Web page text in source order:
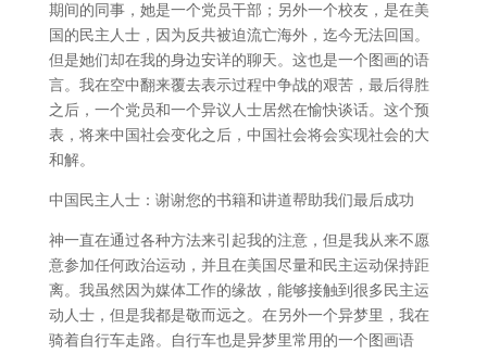
期间的同事，她是一个党员干部；另外一个校友，是在美
国的民主人士，因为反共被迫流亡海外，迄今无法回国。
但是她们却在我的身边安详的聊天。这也是一个图画的语
言。我在空中翻来覆去表示过程中争战的艰苦，最后得胜
之后，一个党员和一个异议人士居然在愉快谈话。这个预
表，将来中国社会变化之后，中国社会将会实现社会的大
和解。
中国民主人士：谢谢您的书籍和讲道帮助我们最后成功
神一直在通过各种方法来引起我的注意，但是我从来不愿
意参加任何政治运动，并且在美国尽量和民主运动保持距
离。我虽然因为媒体工作的缘故，能够接触到很多民主运
动人士，但是我都是敬而远之。在另外一个异梦里，我在
骑着自行车走路。自行车也是异梦里常用的一个图画语